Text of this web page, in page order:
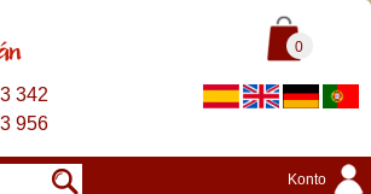
0
342
956
Konto